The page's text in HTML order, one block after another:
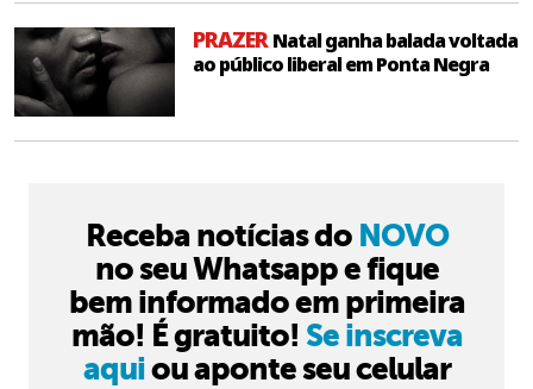
PRAZER Natal ganha balada voltada
ao público liberal em Ponta Negra
Receba notícias do NOVO
no seu Whatsapp e fique
bem informado em primeira
mão! É gratuito! Se inscreva
aquiou aponte seu celular